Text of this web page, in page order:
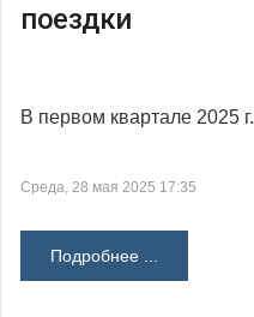
поездки
В первом квартале 2025 г.
Среда, 28 мая 2025 17:35
Подробнее ...